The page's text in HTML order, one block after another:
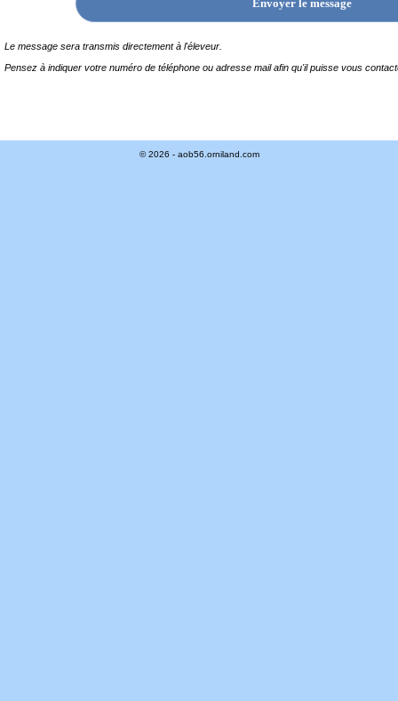
Le message sera transmis directement à l'éleveur.
Pensez à indiquer votre numéro de téléphone ou adresse mail afin qu'il puisse vous
© 2026 - aob56.orniland.com